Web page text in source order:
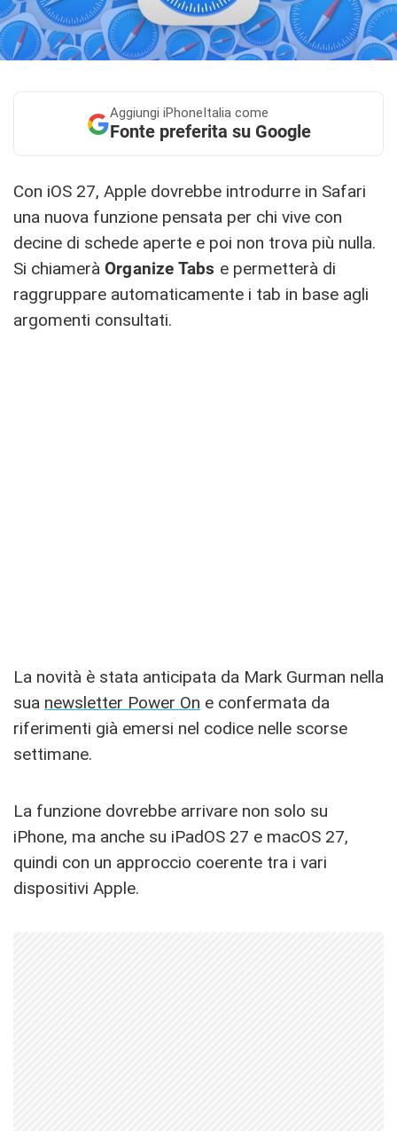
Aggiungi iPhoneItalia come
Fonte preferita su Google
Con iOS 27, Apple dovrebbe introdurre in Safari
una nuova funzione pensata per chi vive con
decine di schede aperte e poi non trova più nulla.
Si chiamerà Organize Tabs e permetterà di
raggruppare automaticamente i tab in base agli
argomenti consultati.
La novità è stata anticipata da Mark Gurman nella
sua newsletter Power On e confermata da
riferimenti già emersi nel codice nelle scorse
settimane.
La funzione dovrebbe arrivare non solo su
iPhone, ma anche su iPadOS 27 e macOS 27,
quindi con un approccio coerente tra i vari
dispositivi Apple.